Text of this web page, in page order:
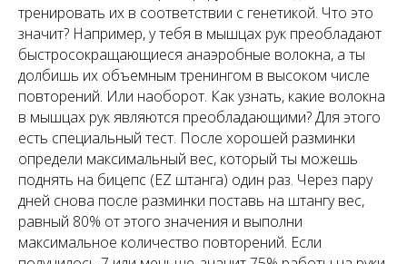
тренировать их в соответствии с генетикой. Что это
значит? Например, у тебя в мышцах рук преобладают
быстросокращающиеся анаэробные волокна, а ты
долбишь их объемным тренингом в высоком числе
повторений. Или наоборот. Как узнать, какие волокна
в мышцах рук являются преобладающими? Для этого
есть специальный тест. После хорошей разминки
определи максимальный вес, который ты можешь
поднять на бицепс (ЕZ штанга) один раз. Через пару
дней снова после разминки поставь на штангу вес,
равный 80% от этого значения и выполни
максимальное количество повторений. Если